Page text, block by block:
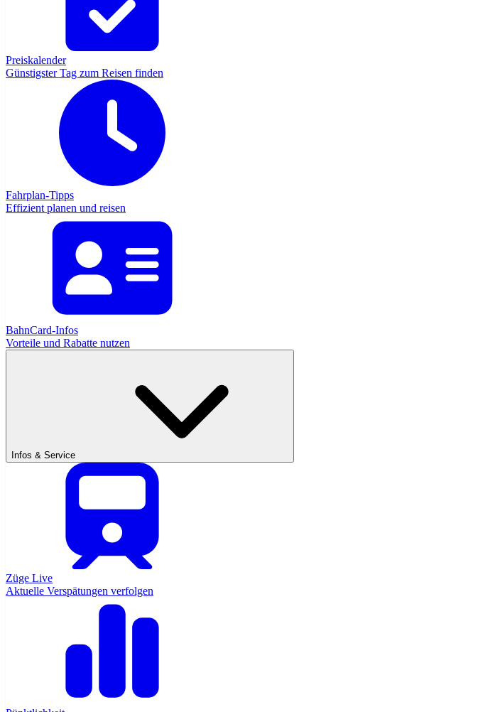
Preiskalender
Günstigster Tag zum Reisen finden
Fahrplan-Tipps
Effizient planen und reisen
BahnCard-Infos
Vorteile und Rabatte nutzen
Infos & Service
Züge Live
Aktuelle Verspätungen verfolgen